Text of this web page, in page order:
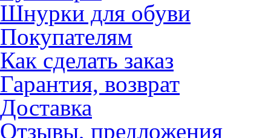
Шнурки для обуви
Покупателям
Как сделать заказ
Гарантия, возврат
Доставка
Отзывы, предложения